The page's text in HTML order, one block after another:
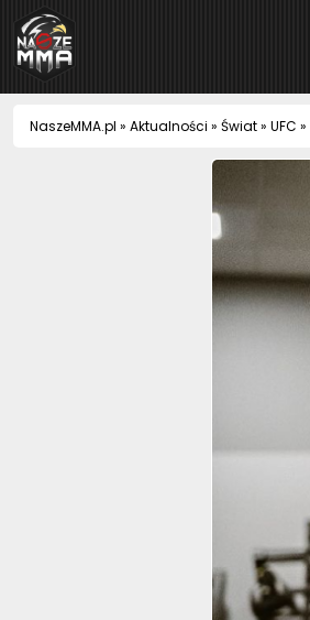
NaszeMMA
NaszeMMA.pl » Aktualności » Świat» UFC »